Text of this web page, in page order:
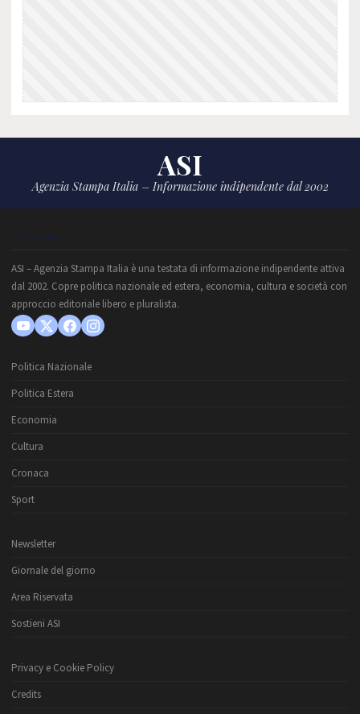
ASI
Agenzia Stampa Italia – Informazione indipendente dal 2002
CHI SIAMO
ASI – Agenzia Stampa Italia è una testata di informazione indipendente attiva
dal 2002. Copre politica nazionale ed estera, economia, cultura e società con
approccio editoriale libero e pluralista.
Politica Nazionale
Politica Estera
Economia
Cultura
Cronaca
Sport
Newsletter
Giornale del giorno
Area Riservata
Sostieni ASI
Privacy e Cookie Policy
Credits